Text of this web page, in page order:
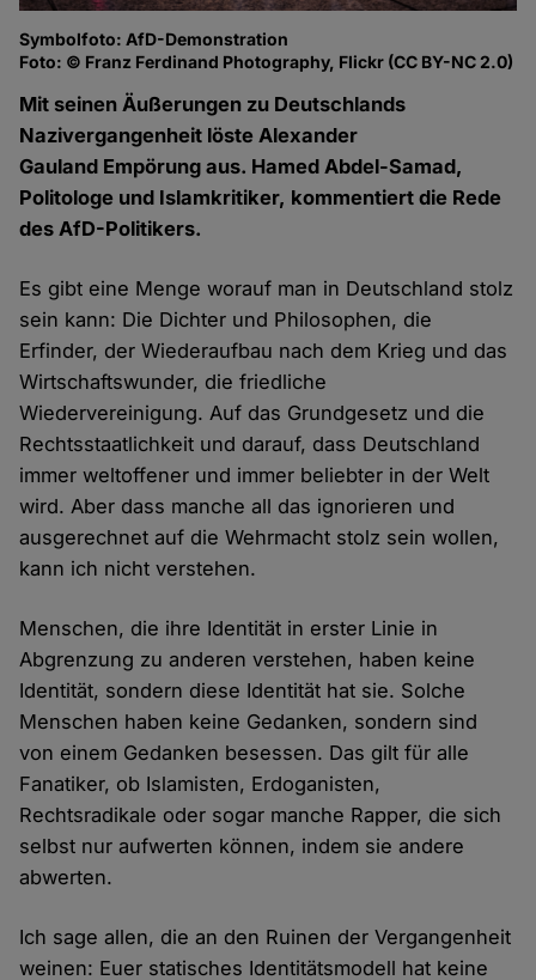
Symbolfoto: AfD-Demonstration
Foto: © Franz Ferdinand Photography, Flickr (CC BY-NC 2.0)
Mit seinen Äußerungen zu Deutschlands
Nazivergangenheit löste Alexander
Gauland Empörung aus. Hamed Abdel-Samad,
Politologe und Islamkritiker, kommentiert die Rede
des AfD-Politikers.
Es gibt eine Menge worauf man in Deutschland stolz
sein kann: Die Dichter und Philosophen, die
Erfinder, der Wiederaufbau nach dem Krieg und das
Wirtschaftswunder, die friedliche
Wiedervereinigung. Auf das Grundgesetz und die
Rechtsstaatlichkeit und darauf, dass Deutschland
immer weltoffener und immer beliebter in der Welt
wird. Aber dass manche all das ignorieren und
ausgerechnet auf die Wehrmacht stolz sein wollen,
kann ich nicht verstehen.
Menschen, die ihre Identität in erster Linie in
Abgrenzung zu anderen verstehen, haben keine
Identität, sondern diese Identität hat sie. Solche
Menschen haben keine Gedanken, sondern sind
von einem Gedanken besessen. Das gilt für alle
Fanatiker, ob Islamisten, Erdoganisten,
Rechtsradikale oder sogar manche Rapper, die sich
selbst nur aufwerten können, indem sie andere
abwerten.
Ich sage allen, die an den Ruinen der Vergangenheit
weinen: Euer statisches Identitätsmodell hat keine